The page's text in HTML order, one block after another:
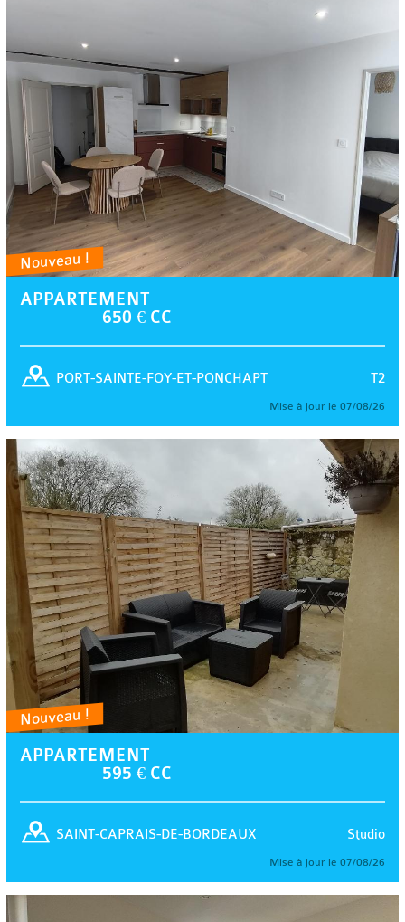
Nouveau !
APPARTEMENT
650 € CC
T2
PORT-SAINTE-FOY-ET-PONCHAPT
Mise à jour le 07/08/26
Nouveau !
APPARTEMENT
595 € CC
Studio
SAINT-CAPRAIS-DE-BORDEAUX
Mise à jour le 07/08/26